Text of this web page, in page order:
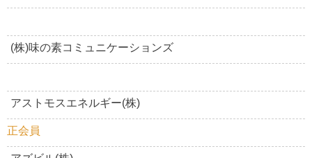
(株)味の素コミュニケーションズ
アストモスエネルギー(株)
正会員